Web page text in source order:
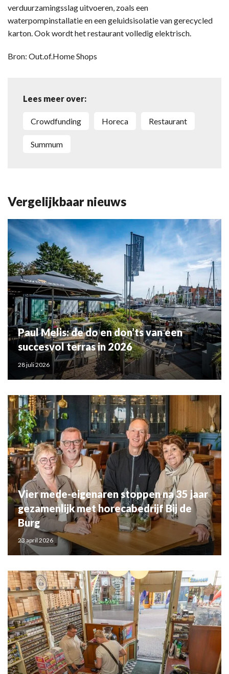
verduurzamingsslag uitvoeren, zoals een
waterpompinstallatie en een geluidsisolatie van gerecycled
karton. Ook wordt het restaurant volledig elektrisch.
Bron: Out.of.Home Shops
Lees meer over:
crowdfunding horeca restaurant
Summum
Vergelijkbaar nieuws
Paul Melis: de do en don’ts van een
succesvol terras in 2026
28 juli 2026
Vier mede-eigenaren stoppen na 35 jaar
gezamenlijk met horecabedrijf Bij de
Burg
23 april 2026